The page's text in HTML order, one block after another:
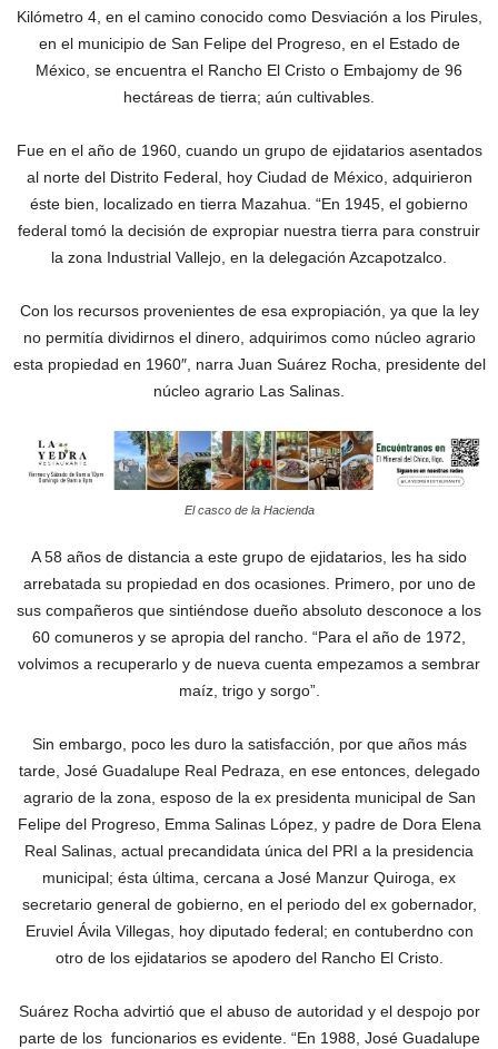
Kilómetro 4, en el camino conocido como Desviación a los Pirules,
en el municipio de San Felipe del Progreso, en el Estado de
México, se encuentra el Rancho El Cristo o Embajomy de 96
hectáreas de tierra; aún cultivables.
Fue en el año de 1960, cuando un grupo de ejidatarios asentados
al norte del Distrito Federal, hoy Ciudad de México, adquirieron
éste bien, localizado en tierra Mazahua. “En 1945, el gobierno
federal tomó la decisión de expropiar nuestra tierra para construir
la zona Industrial Vallejo, en la delegación Azcapotzalco.
Con los recursos provenientes de esa expropiación, ya que la ley
no permitía dividirnos el dinero, adquirimos como núcleo agrario
esta propiedad en 1960″, narra Juan Suárez Rocha, presidente del
núcleo agrario Las Salinas.
El casco de la Hacienda
A 58 años de distancia a este grupo de ejidatarios, les ha sido
arrebatada su propiedad en dos ocasiones. Primero, por uno de
sus compañeros que sintiéndose dueño absoluto desconoce a los
60 comuneros y se apropia del rancho. “Para el año de 1972,
volvimos a recuperarlo y de nueva cuenta empezamos a sembrar
maíz, trigo y sorgo”.
Sin embargo, poco les duro la satisfacción, por que años más
tarde, José Guadalupe Real Pedraza, en ese entonces, delegado
agrario de la zona, esposo de la ex presidenta municipal de San
Felipe del Progreso, Emma Salinas López, y padre de Dora Elena
Real Salinas, actual precandidata única del PRI a la presidencia
municipal; ésta última, cercana a José Manzur Quiroga, ex
secretario general de gobierno, en el periodo del ex gobernador,
Eruviel Ávila Villegas, hoy diputado federal; en contuberdno con
otro de los ejidatarios se apodero del Rancho El Cristo.
Suárez Rocha advirtió que el abuso de autoridad y el despojo por
parte de los funcionarios es evidente. “En 1988, José Guadalupe